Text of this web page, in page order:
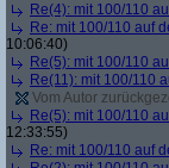
Re(4): mit 100/110
Re: mit 100/110 auf
10:06:40)
Re(5): mit 100/110
Re(11): mit 100/110
Vom Autor
Re(5): mit 100/110
12:33:55)
Re: mit 100/110 auf